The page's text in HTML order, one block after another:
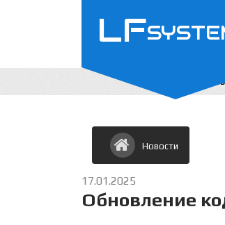
LF
Новости
17.01.2025
Обновление